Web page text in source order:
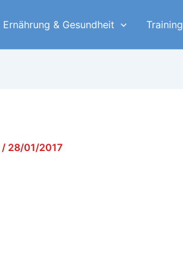
Ernährung & Gesundheit Training
/ 28/01/2017